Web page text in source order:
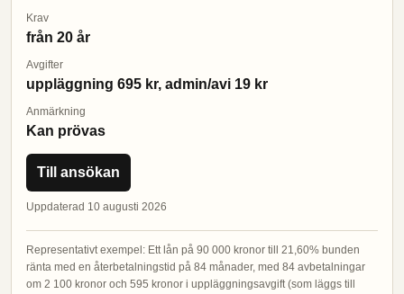
Krav
från 20 år
Avgifter
uppläggning 695 kr, admin/avi 19 kr
Anmärkning
Kan prövas
Till ansökan
Uppdaterad 10 augusti 2026
Representativt exempel: Ett lån på 90 000 kronor till 21,60% bunden
ränta med en återbetalningstid på 84 månader, med 84 avbetalningar
om 2 100 kronor och 595 kronor i uppläggningsavgift (som läggs till